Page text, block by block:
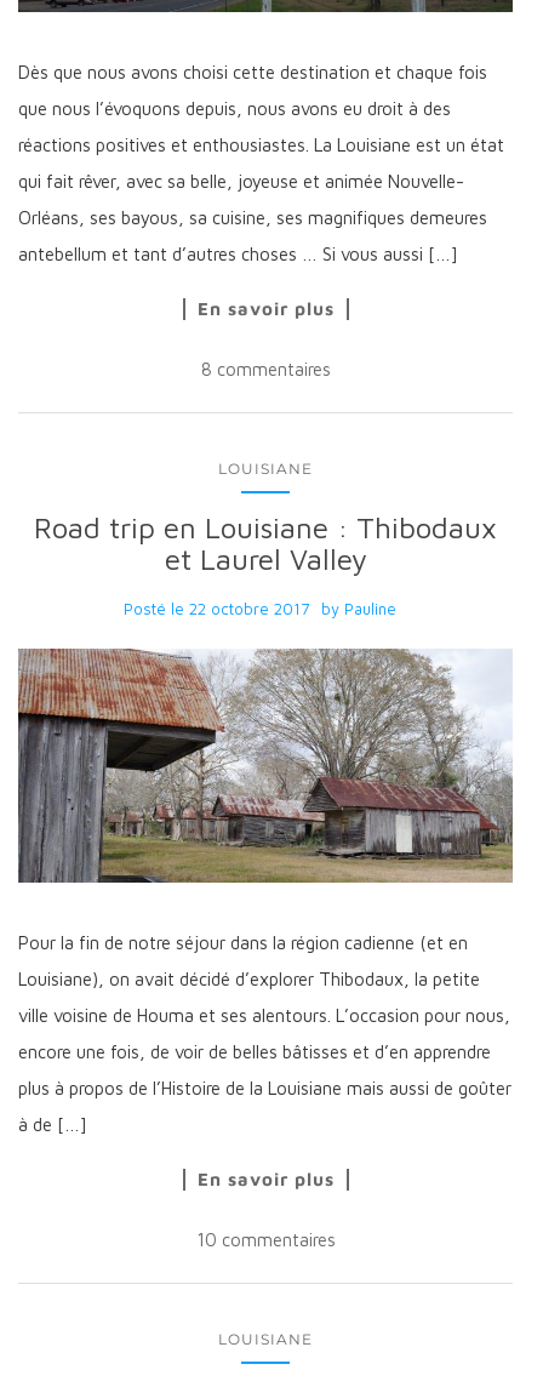
Dès que nous avons choisi cette destination et chaque fois
que nous l’évoquons depuis, nous avons eu droit à des
réactions positives et enthousiastes. La Louisiane est un état
qui fait rêver, avec sa belle, joyeuse et animée Nouvelle-
Orléans, ses bayous, sa cuisine, ses magnifiques demeures
antebellum et tant d’autres choses … Si vous aussi […]
En savoir plus
8 commentaires
LOUISIANE
Road trip en Louisiane : Thibodaux
et Laurel Valley
Posté le 22 octobre 2017 by Pauline
Pour la fin de notre séjour dans la région cadienne (et en
Louisiane), on avait décidé d’explorer Thibodaux, la petite
ville voisine de Houma et ses alentours. L’occasion pour nous,
encore une fois, de voir de belles bâtisses et d’en apprendre
plus à propos de l’Histoire de la Louisiane mais aussi de goûter
à de […]
En savoir plus
10 commentaires
LOUISIANE